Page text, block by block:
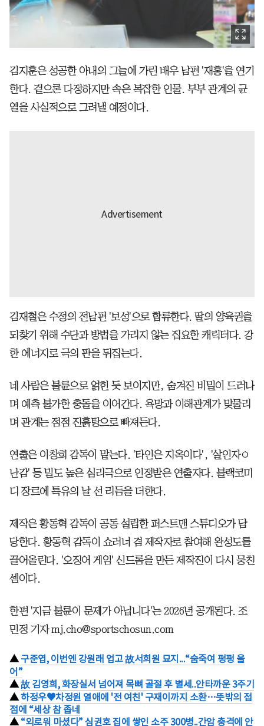
김지훈은 성공한 아내의 그늘에 가린 배우 남편 '재홍'을 연기
한다. 겉으론 다정하지만 속은 복잡한 인물. 부부 관계의 균
열을 사실적으로 그려낼 예정이다.
김재철은 수정의 전남편 '보성'으로 합류한다. 딸의 양육권을
되찾기 위해 수단과 방법을 가리지 않는 집요한 캐릭터다. 강
한 에너지로 극의 판을 뒤집는다.
네 사람은 불륜으로 얽힌 듯 보이지만, 숨겨진 비밀이 드러나
며 예측 불가한 충돌을 이어간다. 욕망과 이해관계가 맞물리
며 관계는 점점 진흙탕으로 빠져든다.
연출은 이창희 감독이 맡는다. '타인은 지옥이다', '살인자ㅇ
난감' 등 밀도 높은 심리극으로 인정받은 연출자다. 블랙코미
디 장르에 특유의 날 선 리듬을 더한다.
제작은 황동혁 감독이 공동 설립한 퍼스트맨 스튜디오가 담
당한다. 황동혁 감독이 쇼러너 겸 제작자로 참여해 완성도를
끌어올린다. '오징어 게임' 신드롬을 만든 제작진이 다시 뭉친
셈이다.
한편 '지금 불륜이 문제가 아닙니다'는 2026년 공개된다. 조
민정 기자 mj.cho@sportschosun.com
▲구준엽, 이번엔 강원래 업고 故서희원 묘지...“숨죽여 펑펑 울
어”
▲故 김영희, 화장실서 넘어져 목뼈 골절 후 별세..안타까운 3주기
▲하정우♥차정원 열애에 '전 여친' 구재이까지 소환…뜻밖의 접
점에 “세상 참 좁네
▲“외로워 마셨다” 심권호 집에 쌓인 소주 300병..간암 충격에 안